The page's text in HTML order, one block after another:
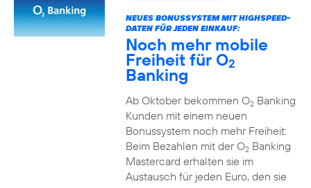
NEUES BONUSSYSTEM MIT HIGHSPEED-
DATEN FÜR JEDEN EINKAUF:
Noch mehr mobile
Freiheit für O2
Banking
Ab Oktober bekommen O2Banking
Kunden mit einem neuen
Bonussystem noch mehr Freiheit:
Beim Bezahlen mit der O2Banking
Mastercard erhalten sie im
Austausch für jeden Euro, den sie